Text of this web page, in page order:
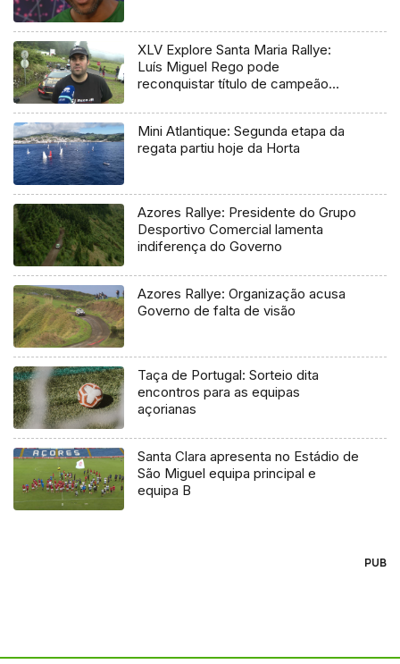
XLV Explore Santa Maria Rallye:
Luís Miguel Rego pode
reconquistar título de campeão
Mini Atlantique: Segunda etapa da
regata partiu hoje da Horta
Azores Rallye: Presidente do Grupo
Desportivo Comercial lamenta
indiferença do Governo
Azores Rallye: Organização acusa
Governo de falta de visão
Taça de Portugal: Sorteio dita
encontros para as equipas
açorianas
Santa Clara apresenta no Estádio de
São Miguel equipa principal e
equipa B
PUB